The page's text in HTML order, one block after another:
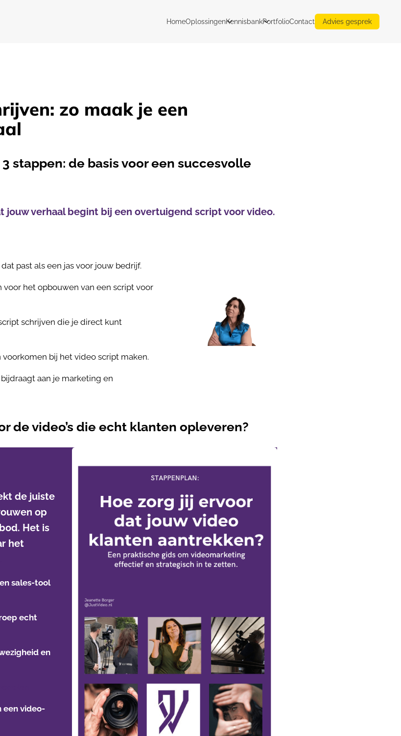
HomeOplossingenKennisbankPortfolioContact Advies gesprek
zo maak je een
stappen: de basis voor een succesvolle
jouw verhaal begint bij een overtuigend script voor video.
past als een jas voor jouw bedrijf.
het opbouwen van een script voor
schrijven die je direct kunt
bij het video script maken.
aan je marketing en
de video’s die echt klanten opleveren?
de juiste
op
Het is
het
sales-tool
echt
en
een video-